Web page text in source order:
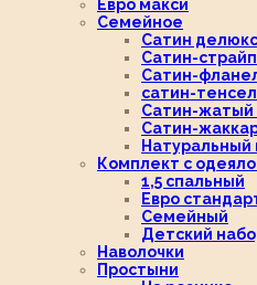
Евро макси
Семейное
Сатин делюкс
Сатин-страйп
Сатин-
сатин-тенсел
Сатин-жатый
Сатин-
Натуральный
Комплект с
1,5 спальный
Евро
Семейный
Детский
Наволочки
Простыни